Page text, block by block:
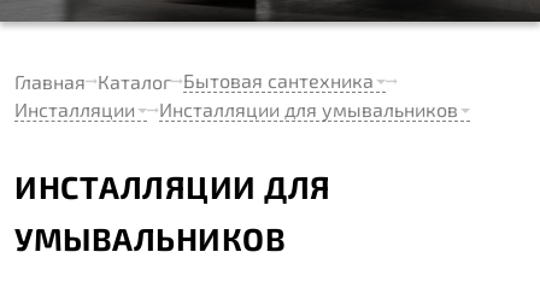
Главная Каталог Бытовая сантехника
Инсталляции
Инсталляции для умывальников
ИНСТАЛЛЯЦИИ ДЛЯ
УМЫВАЛЬНИКОВ